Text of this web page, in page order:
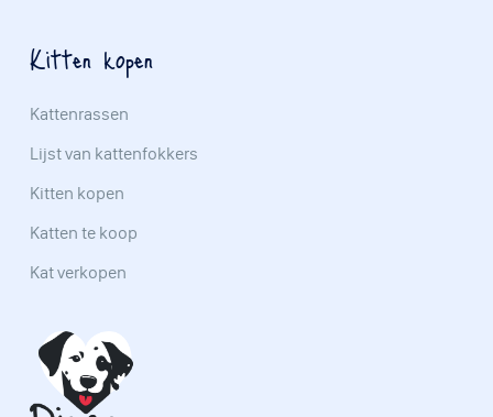
Kitten kopen
Kattenrassen
Lijst van kattenfokkers
Kitten kopen
Katten te koop
Kat verkopen